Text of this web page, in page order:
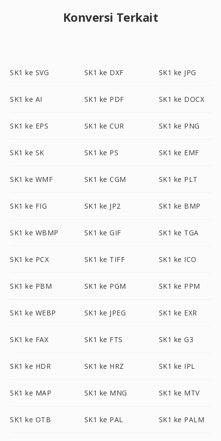
Konversi Terkait
SK1 ke SVG SK1 ke DXF SK1 ke JPG
SK1 ke AI SK1 ke PDF SK1 ke DOCX
SK1 ke EPS SK1 ke CUR SK1 ke PNG
SK1 ke SK SK1 ke PS SK1 ke EMF
SK1 ke WMF SK1 ke CGM SK1 ke PLT
SK1 ke FIG SK1 ke JP2 SK1 ke BMP
SK1 ke WBMP SK1 ke GIF SK1 ke TGA
SK1 ke PCX SK1 ke TIFF SK1 ke ICO
SK1 ke PBM SK1 ke PGM SK1 ke PPM
SK1 ke WEBP SK1 ke JPEG SK1 ke EXR
SK1 ke FAX SK1 ke FTS SK1 ke G3
SK1 ke HDR SK1 ke HRZ SK1 ke IPL
SK1 ke MAP SK1 ke MNG SK1 ke MTV
SK1 ke OTB SK1 ke PAL SK1 ke PALM